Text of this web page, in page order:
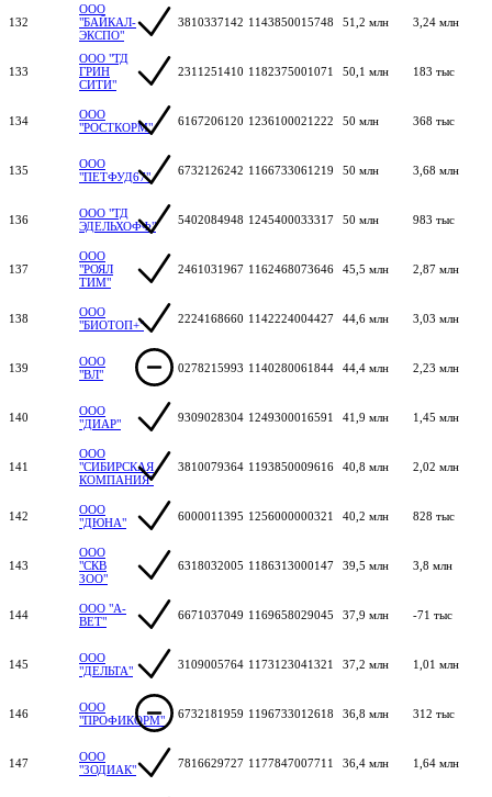
132
ООО
"БАЙКАЛ-
ЭКСПО"
3810337142 1143850015748 51,2 млн 3,24 млн
133
ООО "ТД
ГРИН
СИТИ"
2311251410 1182375001071 50,1 млн 183 тыс
134
ООО
"РОСТКОРМ"
6167206120 1236100021222 50 млн 368 тыс
135
ООО
"ПЕТФУД67"
6732126242 1166733061219 50 млн 3,68 млн
136
ООО "ТД
ЭДЕЛЬХОФФ"
5402084948 1245400033317 50 млн 983 тыс
137
ООО
"РОЯЛ
ТИМ"
2461031967 1162468073646 45,5 млн 2,87 млн
138
ООО
"БИОТОП+"
2224168660 1142224004427 44,6 млн 3,03 млн
139
ООО
"ВЛ"
0278215993 1140280061844 44,4 млн 2,23 млн
140
ООО
"ДИАР"
9309028304 1249300016591 41,9 млн 1,45 млн
141
ООО
"СИБИРСКАЯ
КОМПАНИЯ"
3810079364 1193850009616 40,8 млн 2,02 млн
142
ООО
"ДЮНА"
6000011395 1256000000321 40,2 млн 828 тыс
143
ООО
"СКВ
ЗОО"
6318032005 1186313000147 39,5 млн 3,8 млн
144
ООО "А-
ВЕТ"
6671037049 1169658029045 37,9 млн -71 тыс
145
ООО
"ДЕЛЬТА"
3109005764 1173123041321 37,2 млн 1,01 млн
146
ООО
"ПРОФИКОРМ"
6732181959 1196733012618 36,8 млн 312 тыс
147
ООО
"ЗОДИАК"
7816629727 1177847007711 36,4 млн 1,64 млн